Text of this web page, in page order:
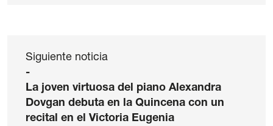
Siguiente noticia
-
La joven virtuosa del piano Alexandra
Dovgan debuta en la Quincena con un
recital en el Victoria Eugenia